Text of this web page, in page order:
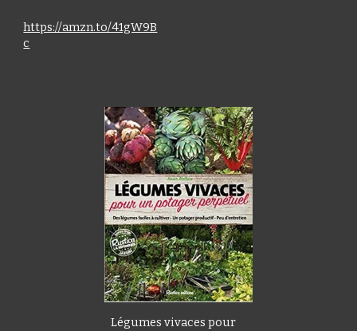
https://amzn.to/41gW9B
c
Légumes vivaces pour